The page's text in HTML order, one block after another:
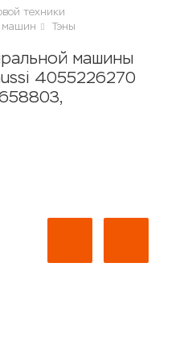
техники
машин
Тэны
машины
4055226270